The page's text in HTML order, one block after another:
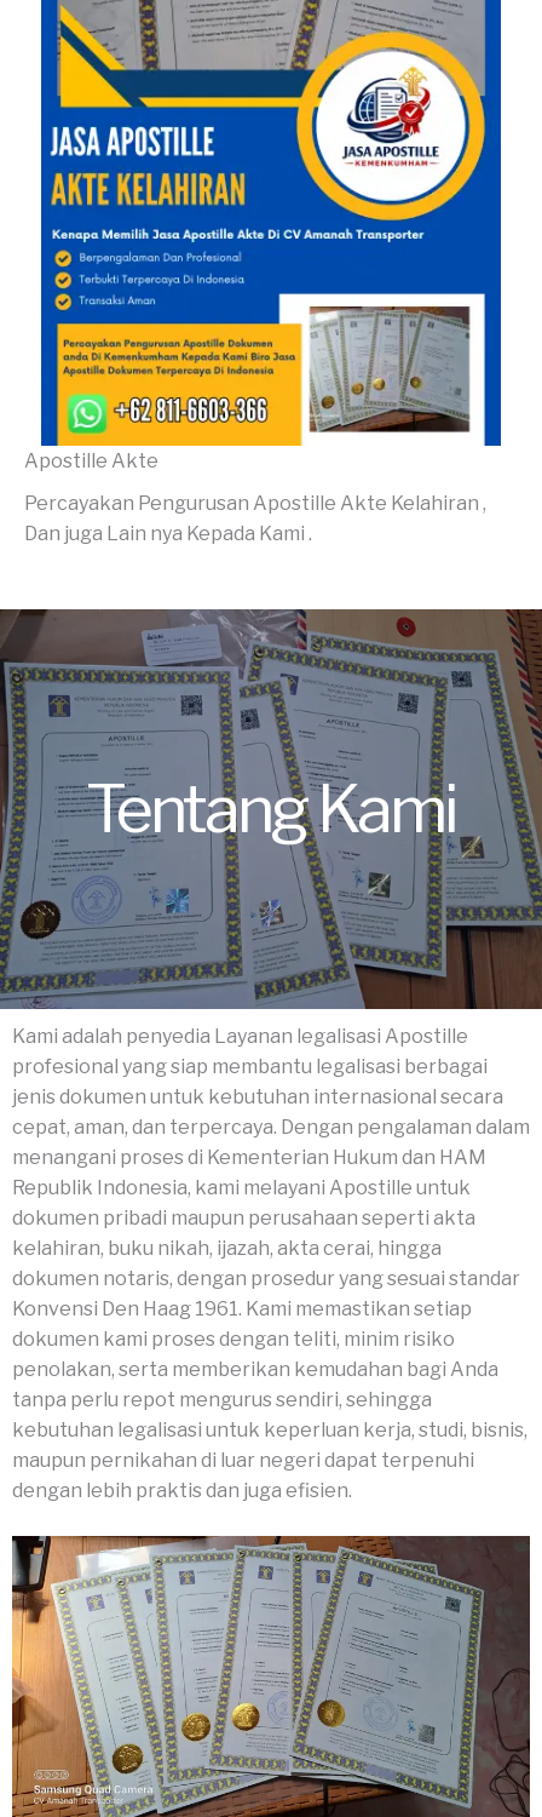
Apostille Akte
Percayakan Pengurusan Apostille Akte Kelahiran ,
Dan juga Lain nya Kepada Kami .
Tentang Kami
Kami adalah penyedia Layanan legalisasi Apostille
profesional yang siap membantu legalisasi berbagai
jenis dokumen untuk kebutuhan internasional secara
cepat, aman, dan terpercaya. Dengan pengalaman dalam
menangani proses di Kementerian Hukum dan HAM
Republik Indonesia, kami melayani Apostille untuk
dokumen pribadi maupun perusahaan seperti akta
kelahiran, buku nikah, ijazah, akta cerai, hingga
dokumen notaris, dengan prosedur yang sesuai standar
Konvensi Den Haag 1961. Kami memastikan setiap
dokumen kami proses dengan teliti, minim risiko
penolakan, serta memberikan kemudahan bagi Anda
tanpa perlu repot mengurus sendiri, sehingga
kebutuhan legalisasi untuk keperluan kerja, studi, bisnis,
maupun pernikahan di luar negeri dapat terpenuhi
dengan lebih praktis dan juga efisien.